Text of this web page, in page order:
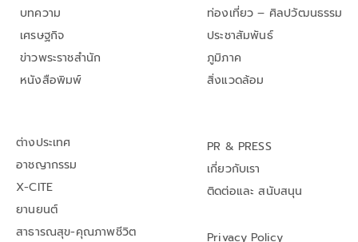
บทความ
เศรษฐกิจ
ข่าวพระราชสำนัก
หนังสือพิมพ์
ท่องเที่ยว – ศิลปวัฒนธรรม
ประชาสัมพันธ์
ภูมิภาค
สิ่งแวดล้อม
ต่างประเทศ
อาชญากรรม
X-CITE
ยานยนต์
สาธารณสุข-คุณภาพชีวิต
PR & PRESS
เกี่ยวกับเรา
ติดต่อและ สนับสนุน
Privacy Policy